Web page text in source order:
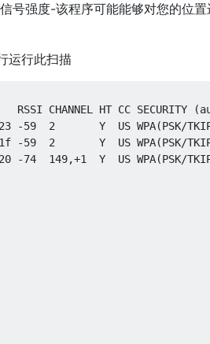
号强度-该程序可能能够对您的位置
运行此扫描
RSSI CHANNEL HT CC SECURITY
-59  2       Y  US WPA(PSK/
-59  2       Y  US WPA(PSK/
-74  149,+1  Y  US WPA(PSK/